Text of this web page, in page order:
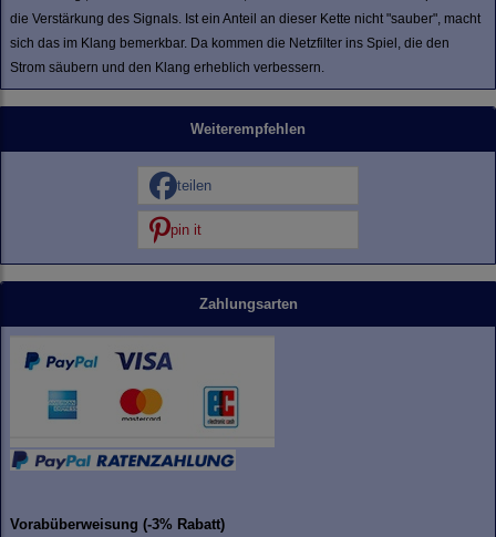
die Verstärkung des Signals. Ist ein Anteil an dieser Kette nicht "sauber", macht
sich das im Klang bemerkbar. Da kommen die Netzfilter ins Spiel, die den
Strom säubern und den Klang erheblich verbessern.
Weiterempfehlen
teilen
pin it
Zahlungsarten
Vorabüberweisung (-3% Rabatt)